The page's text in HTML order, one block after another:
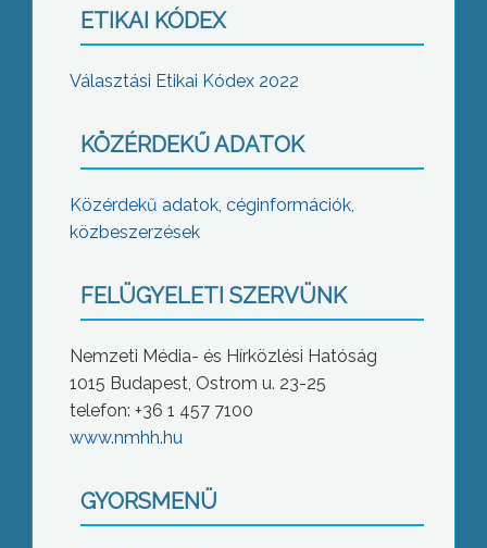
ETIKAI KÓDEX
Választási Etikai Kódex 2022
KÖZÉRDEKŰ ADATOK
Közérdekű adatok, céginformációk,
közbeszerzések
FELÜGYELETI SZERVÜNK
Nemzeti Média- és Hírközlési Hatóság
1015 Budapest, Ostrom u. 23-25
telefon: +36 1 457 7100
www.nmhh.hu
GYORSMENÜ